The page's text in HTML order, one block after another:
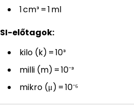
1 cm³ = 1 ml
SI-előtagok:
kilo (k) = 10³
milli (m) = 10⁻³
mikro (μ) = 10⁻⁶